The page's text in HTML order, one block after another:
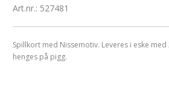
Art.nr.: 527481
Spillkort med Nissemotiv. Leveres i eske
henges på pigg.